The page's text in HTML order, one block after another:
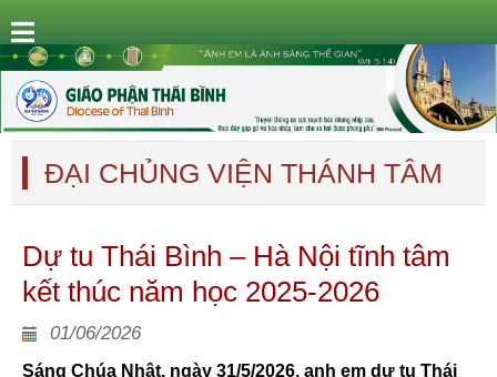
ĐẠI CHỦNG VIỆN THÁNH TÂM
Dự tu Thái Bình – Hà Nội tĩnh tâm
kết thúc năm học 2025-2026
01/06/2026
Sáng Chúa Nhật, ngày 31/5/2026, anh em dự tu Thái